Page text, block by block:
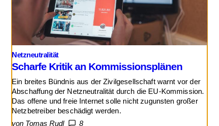
Netzneutralität
Scharfe Kritik an Kommissionsplänen
Ein breites Bündnis aus der Zivilgesellschaft warnt vor der
Abschaffung der Netzneutralität durch die EU-Kommission.
Das offene und freie Internet solle nicht zugunsten großer
Netzbetreiber beschädigt werden.
von Tomas Rudl
8